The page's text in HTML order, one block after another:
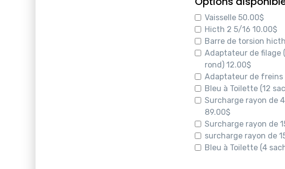
Vaisselle 50.00$
Hicth 2 5/16 10.00$
Barre de torsion
Adaptateur de filage
rond) 12.00$
Adaptateur de
Bleu à Toilette (12
Surcharge rayon de
89.00$
Surcharge rayon de
surcharge rayon de
Bleu à Toilette (4